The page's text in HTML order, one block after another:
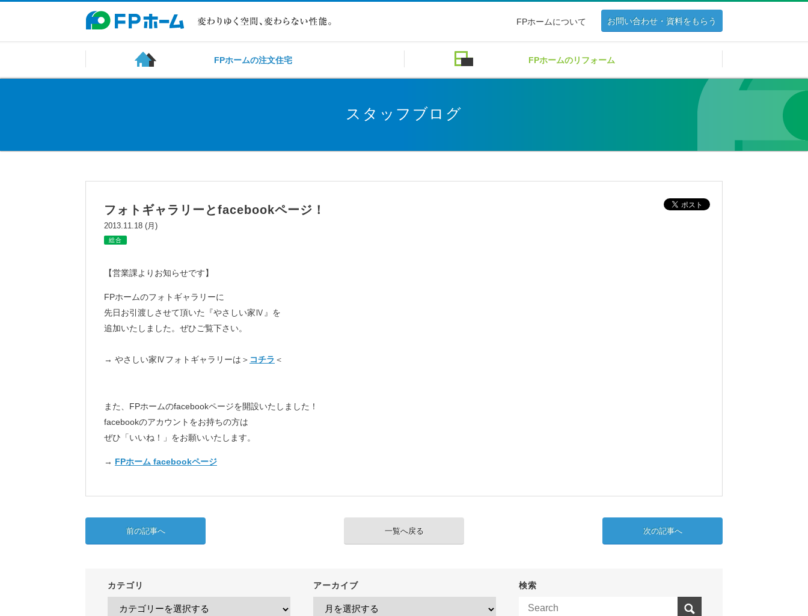
FPホームについて お問い合わせ・資料をもらう
FPホームの注文住宅 FPホームのリフォーム
スタッフブログ
フォトギャラリーとfacebookページ！
2013.11.18 (月)
総合
【営業課よりお知らせです】
FPホームのフォトギャラリーに
先日お引渡しさせて頂いた『やさしい家Ⅳ』を
追加いたしました。ぜひご覧下さい。
→ やさしい家Ⅳフォトギャラリーは＞ コチラ ＜
また、FPホームのfacebookページを開設いたしました！
facebookのアカウントをお持ちの方は
ぜひ「いいね！」をお願いいたします。
→ FPホーム facebookページ
前の記事へ 次の記事へ
一覧へ戻る
カテゴリ アーカイブ 検索